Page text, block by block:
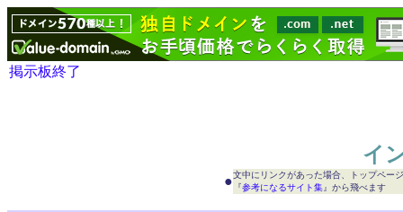
掲示板終了
イ
●文中にリンクがあった場合、トップペー
『参考になるサイト集』から飛べます